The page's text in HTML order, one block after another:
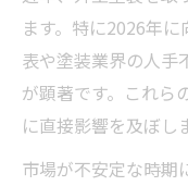
ます。特に2026年
表や塗装業界の人手
が顕著です。これら
に直接影響を及ぼし
市場が不安定な時期